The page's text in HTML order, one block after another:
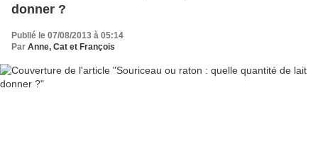
donner ?
Publié le 07/08/2013 à 05:14
Par Anne, Cat et François